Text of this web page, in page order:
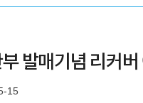
발매기념 리커
15